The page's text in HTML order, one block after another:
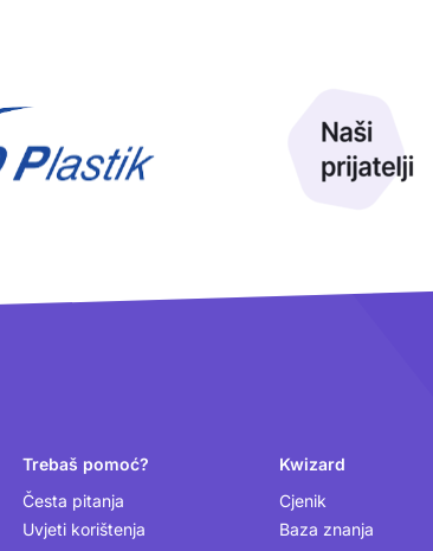
Trebaš pomoć?
Česta pitanja
Uvjeti korištenja
Kwizard
Cjenik
Baza znanja